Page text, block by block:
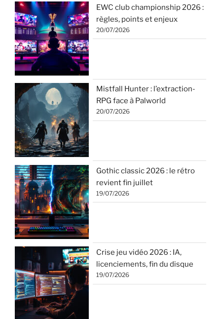
EWC club championship 2026 :
règles, points et enjeux
20/07/2026
Mistfall Hunter : l’extraction-
RPG face à Palworld
20/07/2026
Gothic classic 2026 : le rétro
revient fin juillet
19/07/2026
Crise jeu vidéo 2026 : IA,
licenciements, fin du disque
19/07/2026